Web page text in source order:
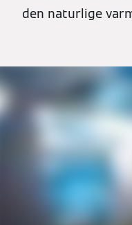
den naturlige